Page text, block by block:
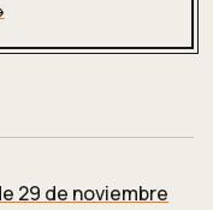
29 de noviembre